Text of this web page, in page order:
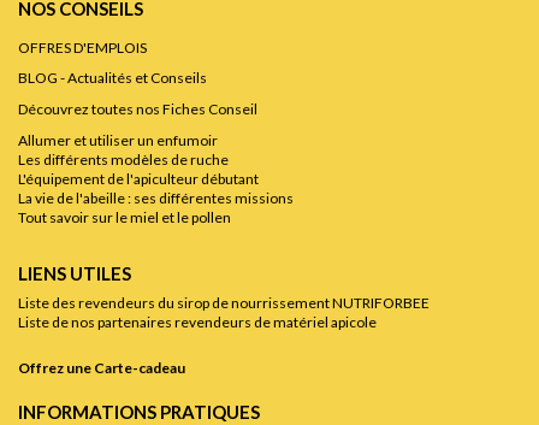
NOS CONSEILS
OFFRES D'EMPLOIS
BLOG - Actualités et Conseils
Découvrez toutes nos Fiches Conseil
Allumer et utiliser un enfumoir
Les différents modèles de ruche
L'équipement de l'apiculteur débutant
La vie de l'abeille : ses différentes missions
Tout savoir sur le miel et le pollen
LIENS UTILES
Liste des revendeurs du sirop de nourrissement NUTRIFORBEE
Liste de nos partenaires revendeurs de matériel apicole
Offrez une Carte-cadeau
INFORMATIONS PRATIQUES